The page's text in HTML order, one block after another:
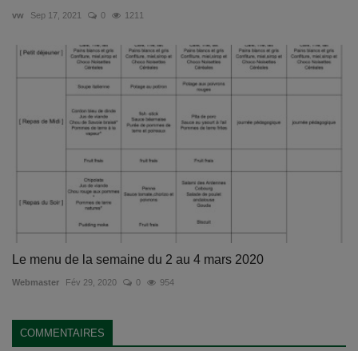
vw Sep 17, 2021 0 1211
Le menu de la semaine du 2 au 4 mars 2020
Webmaster Fév 29, 2020 0 954
COMMENTAIRES